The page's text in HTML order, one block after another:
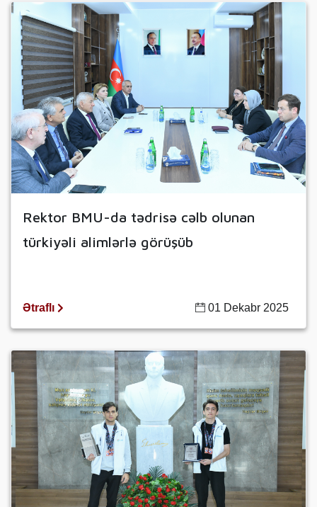
Rektor BMU-da tədrisə cəlb olunan
türkiyəli alimlərlə görüşüb
Ətraflı 01 Dekabr 2025